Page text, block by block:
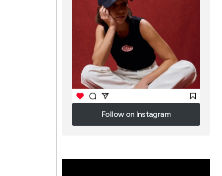
Follow on Instagram
Follow on Instagram